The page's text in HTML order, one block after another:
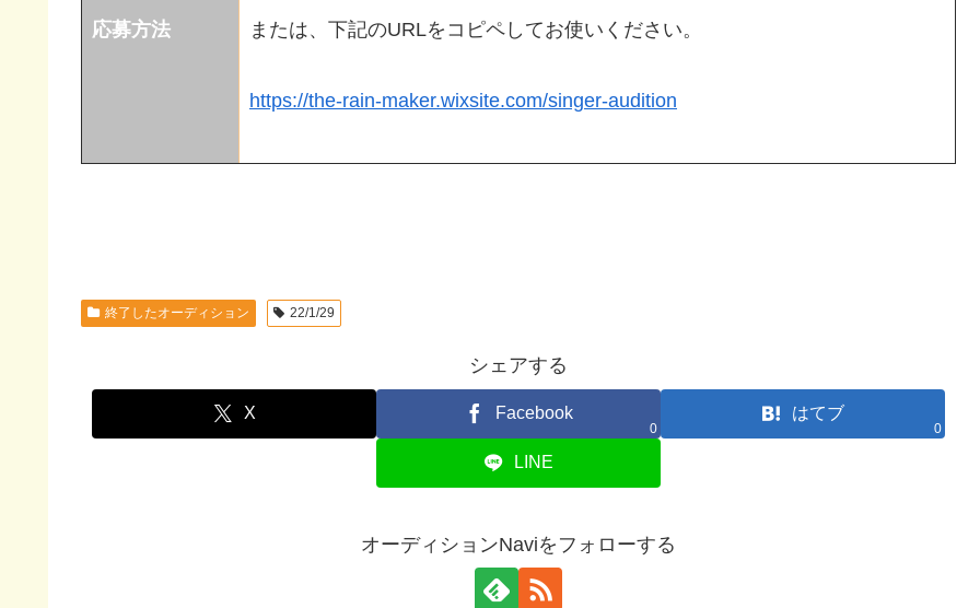
応募方法 または、下記のURLをコピペしてお使いください。
https://the-rain-maker.wixsite.com/singer-audition
終了したオーディション 22/1/29
シェアする
X Facebook
0
はてブ
0
LINE
オーディションNaviをフォローする